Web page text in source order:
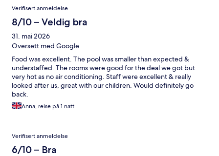
Verifisert anmeldelse
8/10 – Veldig bra
31. mai 2026
Oversett med Google
Food was excellent. The pool was smaller than expected &
understaffed. The rooms were good for the deal we got but
very hot as no air conditioning. Staff were excellent & really
looked after us, great with our children. Would definitely go
back.
Anna, reise på 1 natt
Verifisert anmeldelse
6/10 – Bra